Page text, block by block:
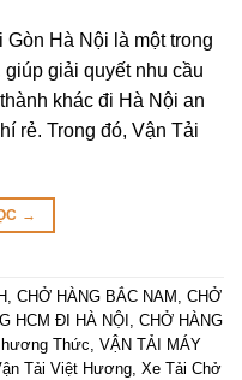
Hà Nội là một trong
giải quyết nhu cầu
khác đi Hà Nội an
rẻ. Trong đó, Vận Tải
→
, CHỞ HÀNG BẮC NAM , CHỞ
HCM ĐI HÀ NỘI , CHỞ HÀNG
Thức, VẬN TẢI MÁY
Tải Việt Hương, Xe Tải Chở